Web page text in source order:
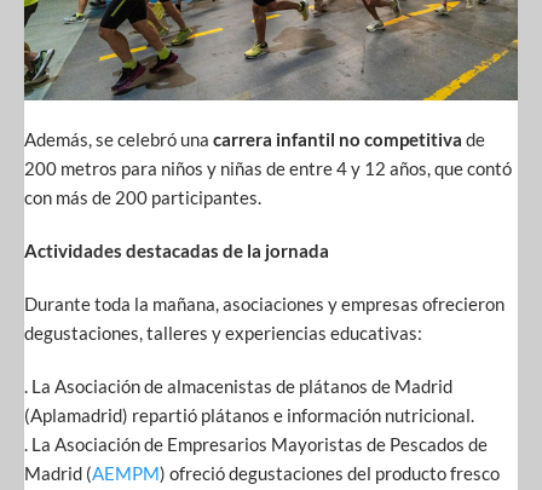
Además, se celebró una carrera infantil no competitiva de
200 metros para niños y niñas de entre 4 y 12 años, que contó
con más de 200 participantes.
Actividades destacadas de la jornada
Durante toda la mañana, asociaciones y empresas ofrecieron
degustaciones, talleres y experiencias educativas:
. La Asociación de almacenistas de plátanos de Madrid
(Aplamadrid) repartió plátanos e información nutricional.
. La Asociación de Empresarios Mayoristas de Pescados de
Madrid (AEMPM) ofreció degustaciones del producto fresco